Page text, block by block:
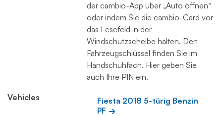
der cambio-App über „Auto öffnen“
oder indem Sie die cambio-Card vor
das Lesefeld in der
Windschutzscheibe halten. Den
Fahrzeugschlüssel finden Sie im
Handschuhfach. Hier geben Sie
auch Ihre PIN ein.
Vehicles
Fiesta 2018 5-türig Benzin
PF